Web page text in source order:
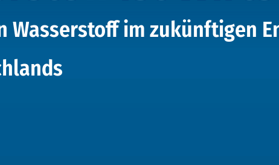
Wasserstoff im zukünftigen